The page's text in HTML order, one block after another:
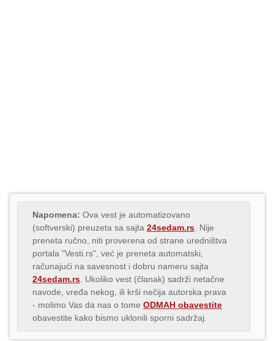
Napomena: Ova vest je automatizovano
(softverski) preuzeta sa sajta 24sedam.rs . Nije
preneta ručno, niti proverena od strane uredništva
portala "Vesti.rs", već je preneta automatski,
računajući na savesnost i dobru nameru sajta
24sedam.rs . Ukoliko vest (članak) sadrži netačne
navode, vređa nekog, ili krši nečija autorska prava
- molimo Vas da nas o tome ODMAH obavestite
obavestite kako bismo uklonili sporni sadržaj.